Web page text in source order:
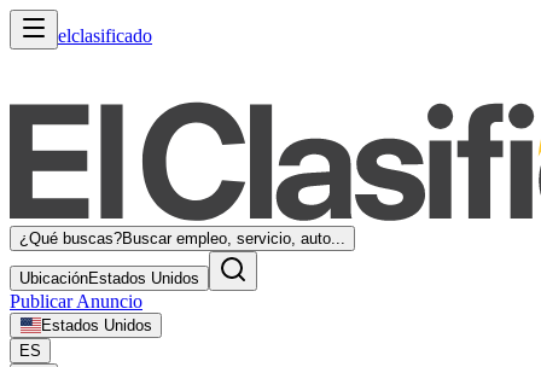
elclasificado
¿Qué buscas?Buscar empleo, servicio, auto...
UbicaciónEstados Unidos
Publicar Anuncio
Estados Unidos
ES